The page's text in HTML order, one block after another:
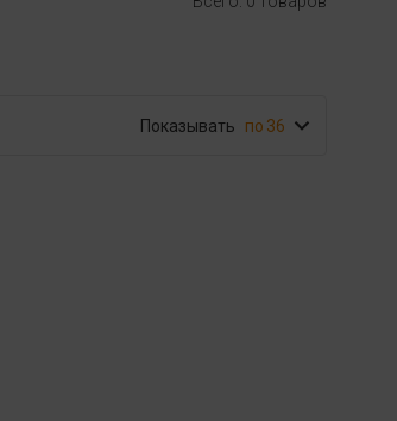
Показывать 36